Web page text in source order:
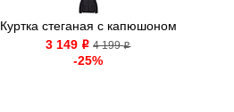
Куртка стеганая с капюшоном
3 149 o 4 199o
-25%